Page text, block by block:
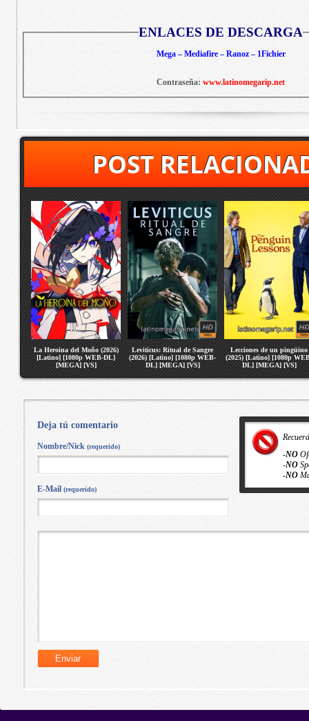
ENLACES DE DESCARGA
Mega – Mediafire – Ranoz – 1Fichier
Contraseña: www.latinomegarip.net
POST
La Heroina del Moño (2026)
[Latino] [1080p WEB-DL]
[MEGA] [VS]
Leviticus: Ritual de Sangre
(2026) [Latino] [1080p WEB-
DL] [MEGA] [VS]
Lecciones de un pingüino
(2025) [Latino] [1080p
DL] [MEGA] [VS]
-NO
-NO
-NO
Deja tú comentario
Nombre/Nick (requerido)
E-Mail (requerido)